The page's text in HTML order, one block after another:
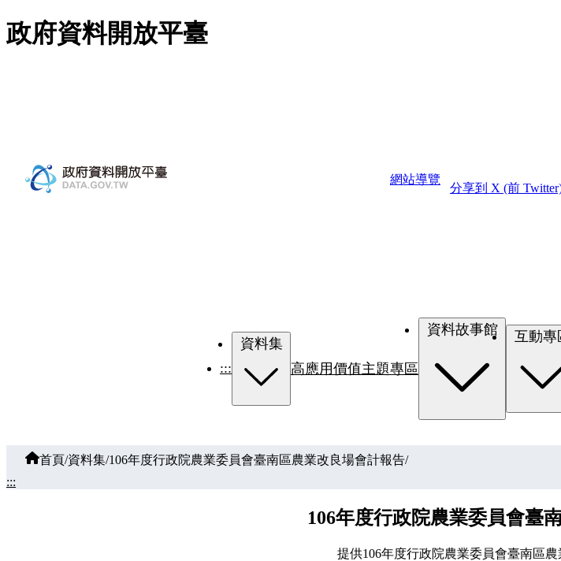
跳至主要內容
政府資料開放平臺
網站導覽
分享到 X (前
:::
資料集
高應用價值主題專區
資料故事館
首頁/資料集/106年度行政院農業委員會臺南區農業改良場會計報告/
:::
106年度行政院農業委員會臺
提供106年度行政院農業委員會臺南區農